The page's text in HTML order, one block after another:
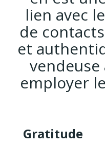
lien avec
de
et
vendeuse
employer
Gratitude